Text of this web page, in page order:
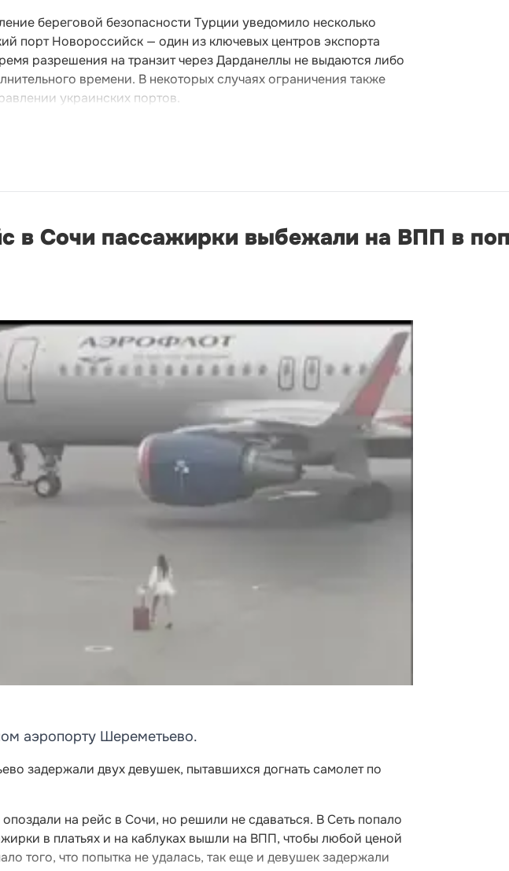
береговой безопасности Турции уведомило несколько
порт Новороссийск — один из ключевых центров экспорта
разрешения на транзит через Дарданеллы не выдаются либо
времени. В некоторых случаях ограничения также
украинских портов.
в Сочи пассажирки выбежали на ВПП в
аэропорту Шереметьево.
задержали двух девушек, пытавшихся догнать самолет по
на рейс в Сочи, но решили не сдаваться. В Сеть попало
в платьях и на каблуках вышли на ВПП, чтобы любой ценой
того, что попытка не удалась, так еще и девушек задержали